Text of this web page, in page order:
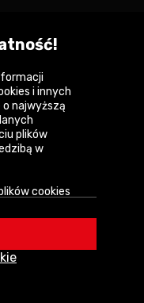
z
i innych
najwyższą
plików
w
cookies
serwisie,